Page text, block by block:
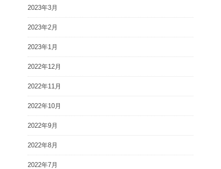
2023年3月
2023年2月
2023年1月
2022年12月
2022年11月
2022年10月
2022年9月
2022年8月
2022年7月